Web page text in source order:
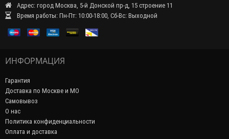
Адрес: город Москва, 5-й Донской пр-д, 15 строение 11
Время работы: Пн-Пт: 10:00-18:00, Сб-Вс: Выходной
ИНФОРМАЦИЯ
Гарантия
Доставка по Москве и МО
Самовывоз
О нас
Политика конфиденциальности
Оплата и доставка